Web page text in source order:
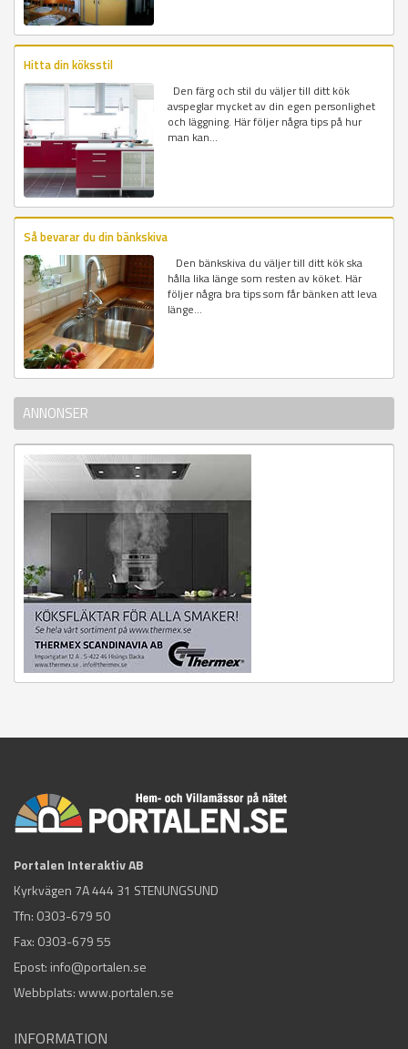
Hitta din köksstil
Den färg och stil du väljer till ditt kök
avspeglar mycket av din egen personlighet
och läggning. Här följer några tips på hur
man kan...
Så bevarar du din bänkskiva
Den bänkskiva du väljer till ditt kök ska
hålla lika länge som resten av köket. Här
följer några bra tips som får bänken att leva
länge...
ANNONSER
Portalen Interaktiv AB
Kyrkvägen 7A 444 31 STENUNGSUND
Tfn: 0303-679 50
Fax: 0303-679 55
Epost: info@portalen.se
Webbplats: www.portalen.se
INFORMATION